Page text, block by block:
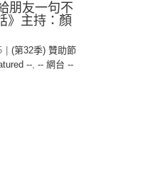
朋友一句不
》主持：顏
(第32季) 贊助節
--, -- 網台 --